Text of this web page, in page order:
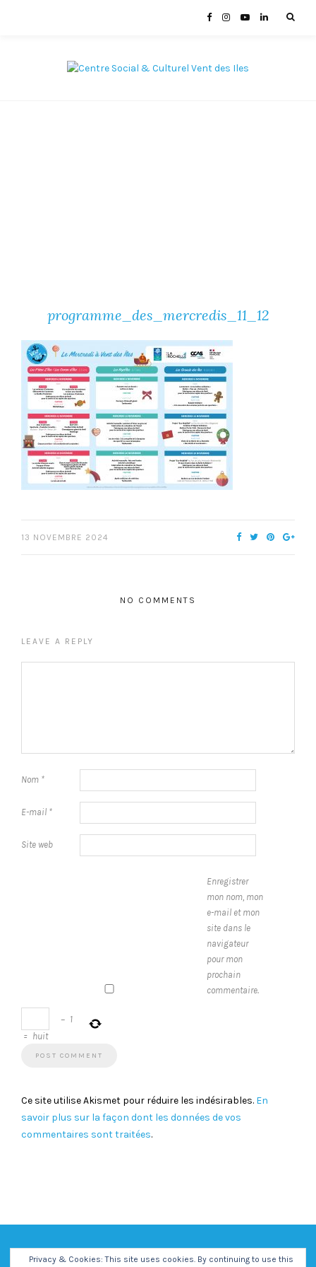
programme_des_mercredis_11_12
13 NOVEMBRE 2024
NO COMMENTS
LEAVE A REPLY
Nom *
E-mail *
Site web
Enregistrer
mon nom, mon
e-mail et mon
site dans le
navigateur
pour mon
prochain
commentaire.
− 1
= huit
Ce site utilise Akismet pour réduire les indésirables. En
savoir plus sur la façon dont les données de vos
commentaires sont traitées.
Privacy & Cookies: This site uses cookies. By continuing to use this